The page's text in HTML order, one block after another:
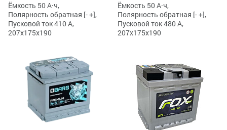
Ёмкость 50 А·ч,
Полярность обратная [- +],
Пусковой ток 410 А,
207x175x190
Ёмкость 50 А·ч,
Полярность обратная [- +],
Пусковой ток 480 А,
207x175x190